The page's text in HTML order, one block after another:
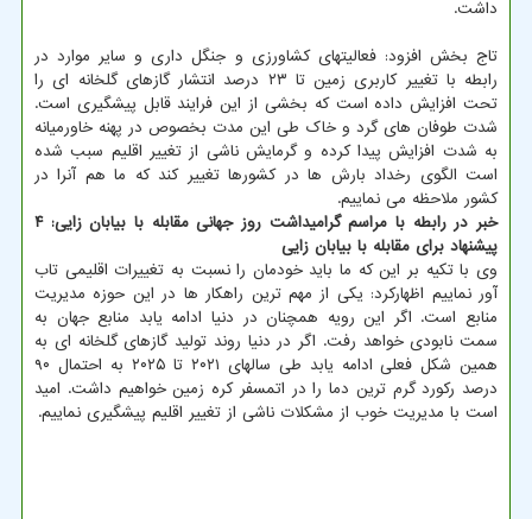
داشت.
تاج بخش افزود: فعالیتهای کشاورزی و جنگل داری و سایر موارد در
رابطه با تغییر کاربری زمین تا ۲۳ درصد انتشار گازهای گلخانه ای را
تحت افزایش داده است که بخشی از این فرایند قابل پیشگیری است.
شدت طوفان های گرد و خاک طی این مدت بخصوص در پهنه خاورمیانه
به شدت افزایش پیدا کرده و گرمایش ناشی از تغییر اقلیم سبب شده
است الگوی رخداد بارش ها در کشورها تغییر کند که ما هم آنرا در
کشور ملاحظه می نماییم.
خبر در رابطه با مراسم گرامیداشت روز جهانی مقابله با بیابان زایی: ۴
پیشنهاد برای مقابله با بیابان زایی
وی با تکیه بر این که ما باید خودمان را نسبت به تغییرات اقلیمی تاب
آور نماییم اظهارکرد: یکی از مهم ترین راهکار ها در این حوزه مدیریت
منابع است. اگر این رویه همچنان در دنیا ادامه یابد منابع جهان به
سمت نابودی خواهد رفت. اگر در دنیا روند تولید گازهای گلخانه ای به
همین شکل فعلی ادامه یابد طی سالهای ۲۰۲۱ تا ۲۰۲۵ به احتمال ۹۰
درصد رکورد گرم ترین دما را در اتمسفر کره زمین خواهیم داشت. امید
است با مدیریت خوب از مشکلات ناشی از تغییر اقلیم پیشگیری نماییم.